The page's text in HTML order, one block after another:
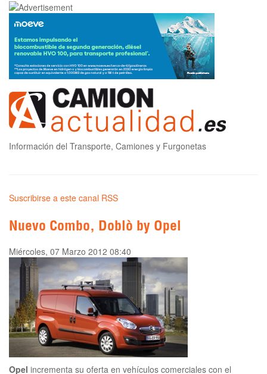
Información del Transporte, Camiones y Furgonetas
Suscribirse a este canal RSS
Nuevo Combo, Doblò by Opel
Miércoles, 07 Marzo 2012 08:40
Opel incrementa su oferta en vehículos comerciales con el